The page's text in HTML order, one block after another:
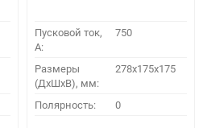
Пусковой ток,
A:
750
Размеры
(ДхШхВ), мм:
278x175x175
Полярность: 0